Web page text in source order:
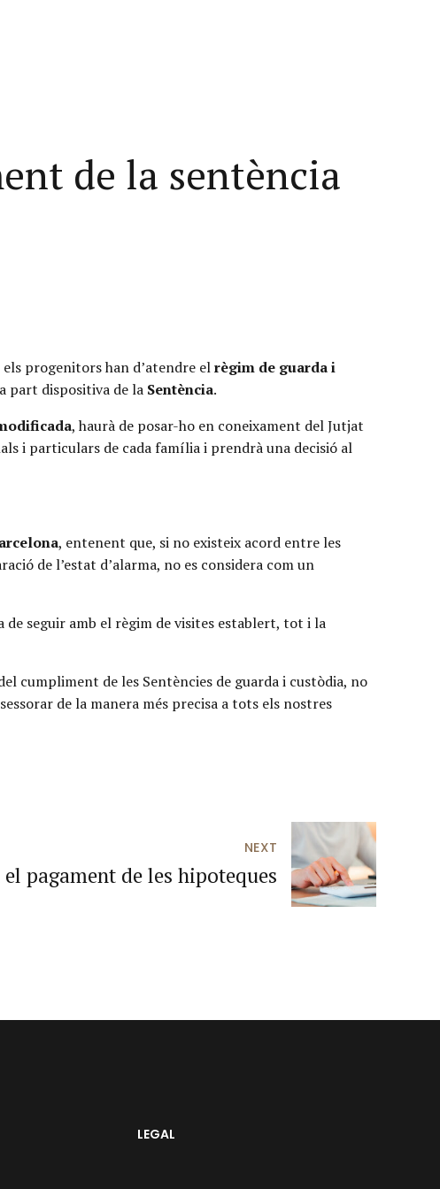
de la sentència
progenitors han d’atendre elrègim de guarda i
part dispositiva de la Sentència.
, haurà de posar-ho en coneixament del Jutjat
i particulars de cada família i prendrà una decisió al
, entenent que, si no existeix acord entre les
de l’estat d’alarma, no es considera com un
de seguir amb el règim de visites establert, tot i la
cumpliment de les Sentències de guarda i custòdia, no
de la manera més precisa a tots els nostres
NEXT
pagament de les hipoteques
LEGAL